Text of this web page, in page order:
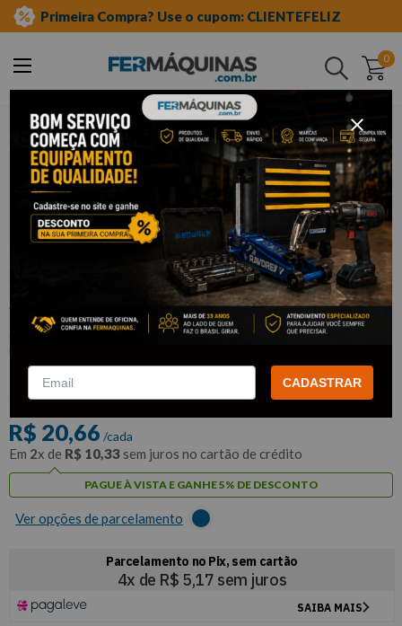
Primeira Compra? Use o cupom: CLIENTEFELIZ
0
Buscar
ferramentas automotivas especiais
carroceria e funilaria
limas
Jogo Lima Rotativa 5 pçs - EDA
8AF
R$19
com5% de descontono PIX ou Boleto
R$ 20,66 /cada
Em 2x de R$ 10,33 sem juros no cartão de crédito
PAGUE À VISTA E GANHE 5% DE DESCONTO
Ver opções de parcelamento
CADASTRAR